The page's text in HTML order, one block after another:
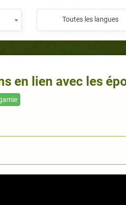
Toutes les langues
en lien avec les